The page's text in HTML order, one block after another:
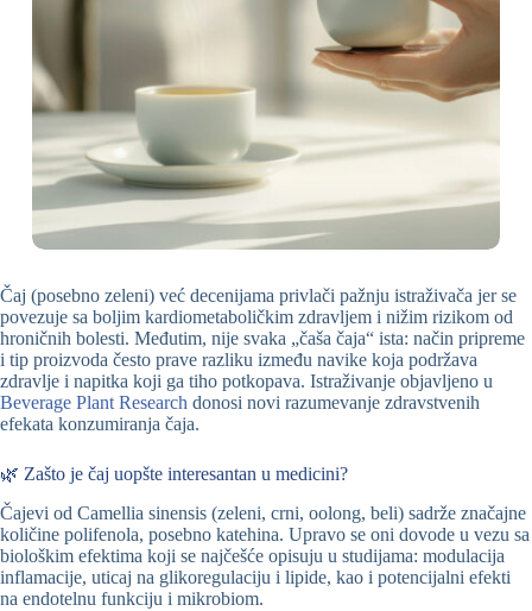
Čaj (posebno zeleni) već decenijama privlači pažnju istraživača jer se
povezuje sa boljim kardiometaboličkim zdravljem i nižim rizikom od
hroničnih bolesti. Međutim, nije svaka „čaša čaja“ ista: način pripreme
i tip proizvoda često prave razliku između navike koja podržava
zdravlje i napitka koji ga tiho potkopava. Istraživanje objavljeno u
Beverage Plant Research donosi novi razumevanje zdravstvenih
efekata konzumiranja čaja.
🌿 Zašto je čaj uopšte interesantan u medicini?
Čajevi od Camellia sinensis (zeleni, crni, oolong, beli) sadrže značajne
količine polifenola, posebno katehina. Upravo se oni dovode u vezu sa
biološkim efektima koji se najčešće opisuju u studijama: modulacija
inflamacije, uticaj na glikoregulaciju i lipide, kao i potencijalni efekti
na endotelnu funkciju i mikrobiom.